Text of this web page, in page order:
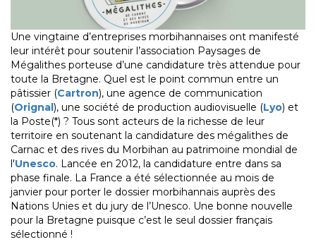
Une vingtaine d’entreprises morbihannaises ont manifesté
leur intérêt pour soutenir l’association Paysages de
Mégalithes porteuse d’une candidature très attendue pour
toute la Bretagne. Quel est le point commun entre un
pâtissier (Cartron), une agence de communication
(Orignal), une société de production audiovisuelle (Lyo) et
la Poste(*) ? Tous sont acteurs de la richesse de leur
territoire en soutenant la candidature des mégalithes de
Carnac et des rives du Morbihan au patrimoine mondial de
l'Unesco. Lancée en 2012, la candidature entre dans sa
phase finale. La France a été sélectionnée au mois de
janvier pour porter le dossier morbihannais auprès des
Nations Unies et du jury de l’Unesco. Une bonne nouvelle
pour la Bretagne puisque c’est le seul dossier français
sélectionné !